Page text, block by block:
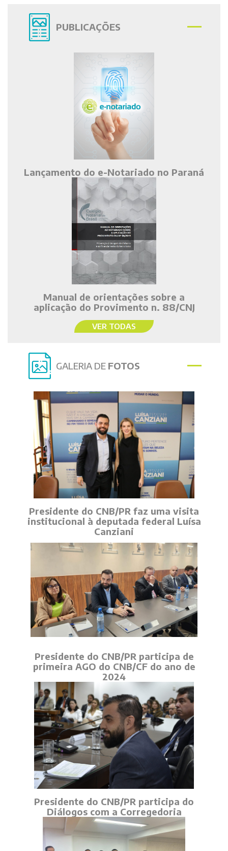
PUBLICAÇÕES
Lançamento do e-Notariado no Paraná
Manual de orientações sobre a
aplicação do Provimento n. 88/CNJ
VER TODAS
GALERIA DE FOTOS
Presidente do CNB/PR faz uma visita
institucional à deputada federal Luísa
Canziani
Presidente do CNB/PR participa de
primeira AGO do CNB/CF do ano de
2024
Presidente do CNB/PR participa do
Diálogos com a Corregedoria